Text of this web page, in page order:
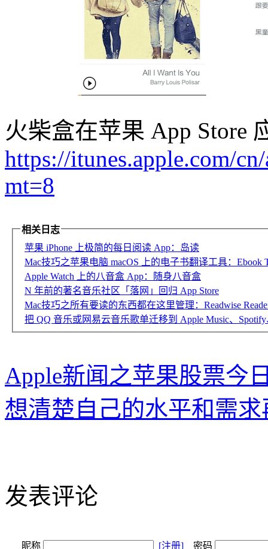
火柴盒在苹果 App Store
https://itunes.apple.com/
mt=8
相关日志
苹果 iPhone 上极简的每日阅读 App：岛读
Mac技巧之苹果电脑 macOS 上的电子书翻译工具：Ebook
Apple Watch 上的八音盒 App：随身八音盒
N 年前的著名音乐社区「落网」回归 App Store
Mac技巧之所有要读的东西都在这里管理：Readwise
把 QQ 音乐或网易云音乐歌单迁移到 Apple Music、Spotify
Apple新闻之苹果股票今
想清楚自己的水平和需
发表评论
昵称 [注册] 密码